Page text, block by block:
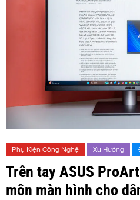
Phụ Kiện Công Nghệ Xu Hướng
Trên tay ASUS
môn màn hình cho